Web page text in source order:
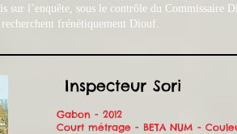
sur l’enquête, sous le contrôle du Commissaire
frénétiquement Diouf.
Inspecteur Sori
Gabon - 2012
Court métrage - BETA NUM -